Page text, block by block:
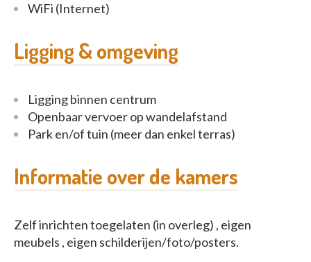
WiFi (Internet)
Ligging & omgeving
Ligging binnen centrum
Openbaar vervoer op wandelafstand
Park en/of tuin (meer dan enkel terras)
Informatie over de kamers
Zelf inrichten toegelaten (in overleg) , eigen
meubels , eigen schilderijen/foto/posters.